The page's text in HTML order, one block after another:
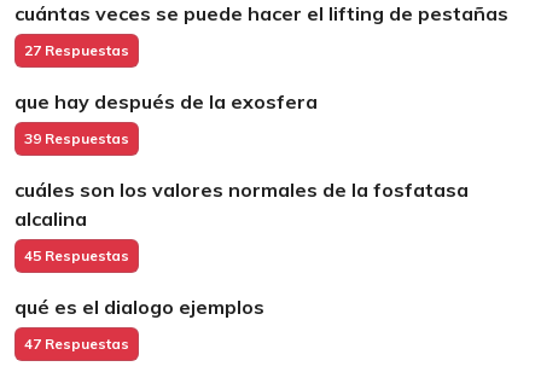
cuántas veces se puede hacer el lifting de pestañas
27 Respuestas
que hay después de la exosfera
39 Respuestas
cuáles son los valores normales de la fosfatasa
alcalina
45 Respuestas
qué es el dialogo ejemplos
47 Respuestas